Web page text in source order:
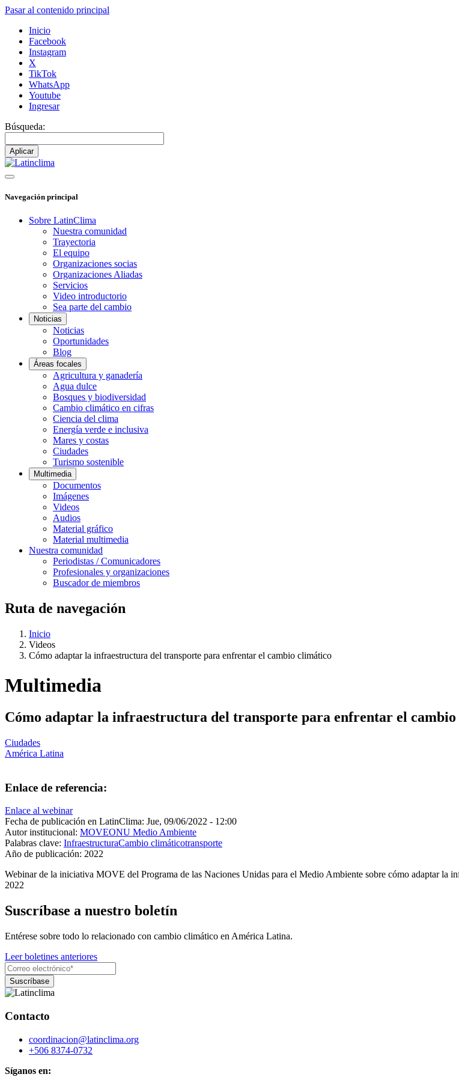
Pasar al contenido principal
Inicio
Facebook
Instagram
X
TikTok
WhatsApp
Youtube
Ingresar
Búsqueda:
Navegación principal
Sobre LatinClima
Nuestra comunidad
Trayectoria
El equipo
Organizaciones socias
Organizaciones Aliadas
Servicios
Video introductorio
Sea parte del cambio
Noticias
Noticias
Oportunidades
Blog
Áreas focales
Agricultura y ganadería
Agua dulce
Bosques y biodiversidad
Cambio climático en cifras
Ciencia del clima
Energía verde e inclusiva
Mares y costas
Ciudades
Turismo sostenible
Multimedia
Documentos
Imágenes
Videos
Audios
Material gráfico
Material multimedia
Nuestra comunidad
Periodistas / Comunicadores
Profesionales y organizaciones
Buscador de miembros
Ruta de navegación
Inicio
Videos
Cómo adaptar la infraestructura del transporte para enfrentar el cambio climático
Multimedia
Cómo adaptar la infraestructura del transporte para enfrentar el
Ciudades
América Latina
Enlace de referencia:
Enlace al webinar
Fecha de publicación en LatinClima: Jue, 09/06/2022 - 12:00
Autor institucional: MOVEONU Medio Ambiente
Palabras clave: InfraestructuraCambio climáticotransporte
Año de publicación: 2022
Webinar de la iniciativa MOVE del Programa de las Naciones Unidas para el Medio Ambiente sobre cómo adaptar la
2022
Suscríbase a nuestro boletín
Entérese sobre todo lo relacionado con cambio climático en América Latina.
Leer boletines anteriores
Contacto
coordinacion@latinclima.org
+506 8374-0732
Síganos en: